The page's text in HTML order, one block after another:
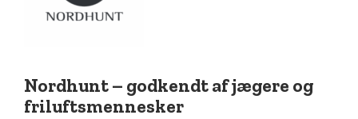
Nordhunt – godkendt af jægere og
friluftsmennesker